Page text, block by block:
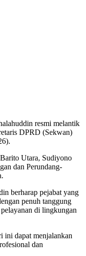
resmi melantik
DPRD (Sekwan)
Utara, Sudiyono
dan Perundang-
berharap pejabat yang
penuh tanggung
di lingkungan
ini dapat menjalankan
dan